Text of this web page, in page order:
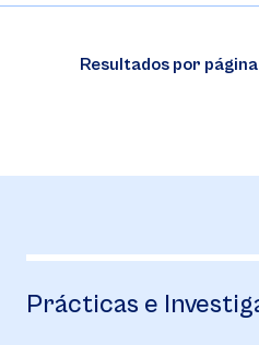
Resultados por página
Financiación